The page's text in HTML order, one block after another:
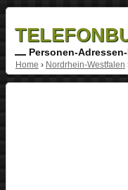
Personen-
Home › Nordrhein-Westfalen